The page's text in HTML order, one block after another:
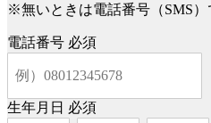
※無いときは電話番号（SMS
電話番号 必須
生年月日 必須